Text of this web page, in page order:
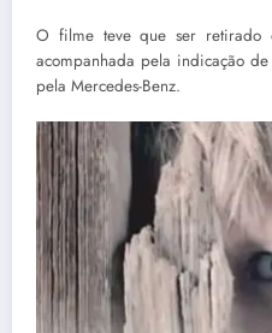
O filme teve que ser retirado
acompanhada pela indicação
pela Mercedes-Benz.